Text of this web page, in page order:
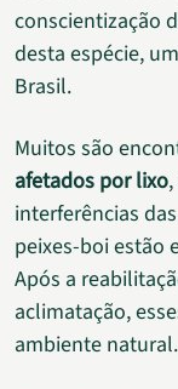
conscientização
desta espécie,
Brasil.
Muitos são
afetados por lixo
interferências das
peixes-boi estão
Após a
aclimatação,
ambiente natural.